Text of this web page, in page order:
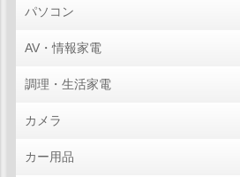
パソコン
AV・情報家電
調理・生活家電
カメラ
カー用品